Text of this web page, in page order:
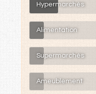
Hypermarchés
Alimentation
Supermarchés
Ameublement